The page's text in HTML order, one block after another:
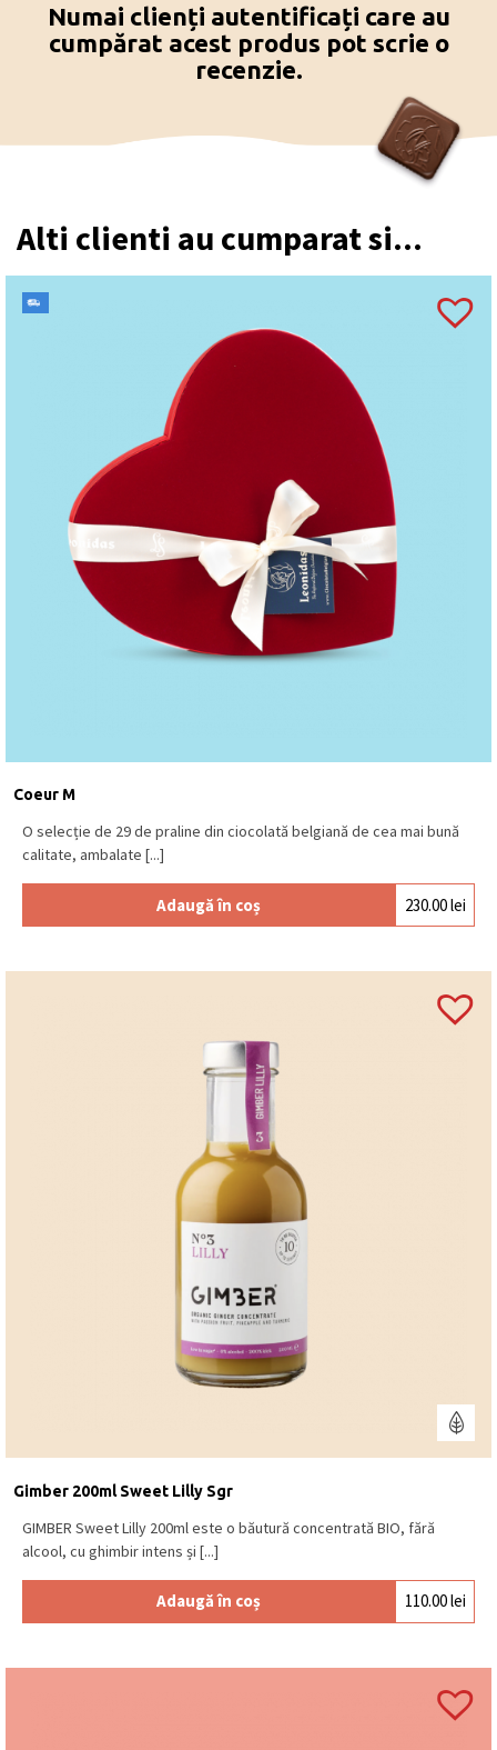
Numai clienți autentificați care au
cumpărat acest produs pot scrie o
recenzie.
Alti clienti au cumparat si...
Coeur M
O selecție de 29 de praline din ciocolată belgiană de cea mai bună
calitate, ambalate [...]
Adaugă în coș 230.00lei
Gimber 200ml Sweet Lilly Sgr
GIMBER Sweet Lilly 200ml este o băutură concentrată BIO, fără
alcool, cu ghimbir intens și [...]
Adaugă în coș 110.00lei